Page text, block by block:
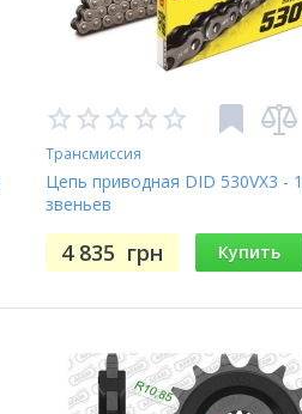
Трансмиссия
Цепь приводная DID 530VX3 -
звеньев
4 835 грн Купить